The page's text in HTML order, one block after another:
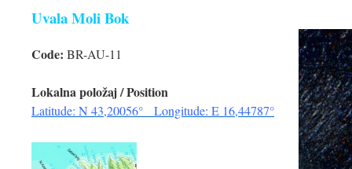
Uvala Moli Bok
Code: BR-AU-11
Lokalna položaj / Position
Latitude: N 43,20056° Longitude: E 16,44787°